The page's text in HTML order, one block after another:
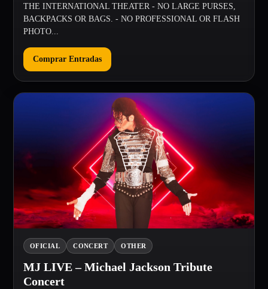
THE INTERNATIONAL THEATER - NO LARGE PURSES,
BACKPACKS OR BAGS. - NO PROFESSIONAL OR FLASH
PHOTO...
Comprar Entradas
OFICIAL CONCERT OTHER
MJ LIVE – Michael Jackson Tribute
Concert